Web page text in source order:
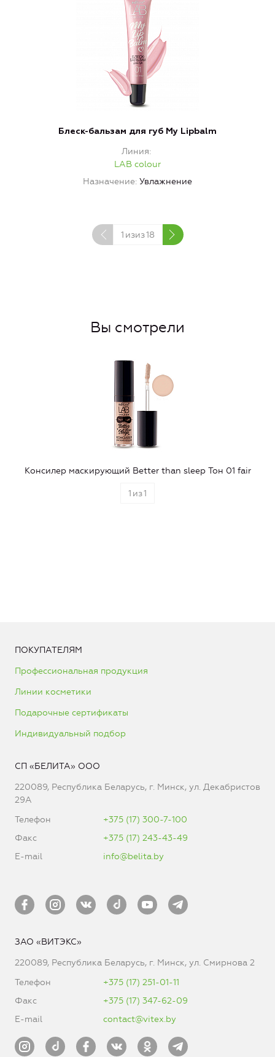
Блеск-бальзам для губ My Lipbalm
Линия
LAB colour
Назначение Увлажнение
1 изиз18
Вы смотрели
Консилер маскирующий Better than sleep Тон 01 fair
1 из1
ПОКУПАТЕЛЯМ
Профессиональная продукция
Линии косметики
Подарочные сертификаты
Индивидуальный подбор
СП «БЕЛИТА» ООО
220089, Республика Беларусь, г. Минск, ул. Декабристов
29А
Телефон
+375 (17) 300-7-100
Факс
+375 (17) 243-43-49
E-mail
info@belita.by
ЗАО «ВИТЭКС»
220089, Республика Беларусь, г. Минск, ул. Смирнова 2
Телефон
+375 (17) 251-01-11
Факс
+375 (17) 347-62-09
E-mail
contact@vitex.by